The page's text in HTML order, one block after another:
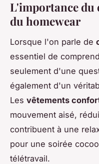
L'importance du
du homewear
Lorsque l'on parle de
essentiel de
seulement d'une
également d'un
Les vêtements
mouvement aisé,
contribuent à une
pour une soirée
télétravail.